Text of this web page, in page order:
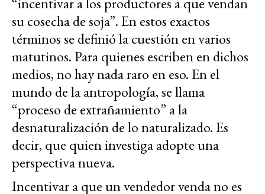
su cosecha de soja”. En estos exactos
términos se definió la cuestión en varios
matutinos. Para quienes escriben en dichos
medios, no hay nada raro en eso. En el
mundo de la antropología, se llama
“proceso de extrañamiento” a la
desnaturalización de lo naturalizado. Es
decir, que quien investiga adopte una
perspectiva nueva.
Incentivar a que un vendedor venda no es